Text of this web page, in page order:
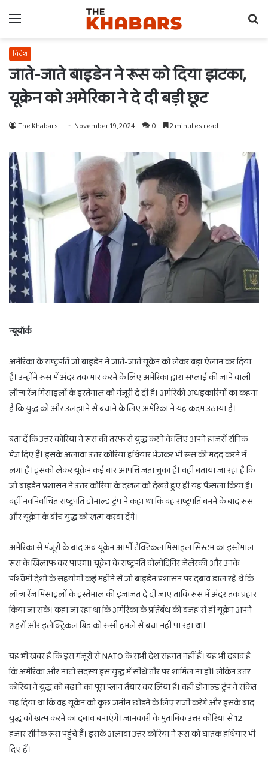
Menu
विदेश
जाते-जाते बाइडेन ने रूस को दिया झटका,
यूक्रेन को अमेरिका ने दे दी बड़ी छूट
The Khabars November 19, 2024 0 2 minutes read
न्यूयॉर्क
अमेरिका के राष्ट्रपति जो बाइडेन ने जाते-जाते यूक्रेन को लेकर बड़ा ऐलान कर दिया
है। उन्होंने रूस में अंदर तक मार करने के लिए अमेरिका द्वारा सप्लाई की जाने वाली
लॉन्ग रेंज मिसाइलों के इस्तेमाल को मंजूरी दे दी है। अमेरिकी अधइकारियों का कहना
है कि युद्ध को और उलझाने से बचाने के लिए अमेरिका ने यह कदम उठाया है।
बता दें कि उत्तर कोरिया ने रूस की तरफ से युद्ध करने के लिए अपने हाजरों सैनिक
भेज दिए हैं। इसके अलावा उत्तर कोरिया हथियार भेजकर भी रूस की मदद करने में
लगा है। इसको लेकर यूक्रेन कई बार आपत्ति जता चुका है। वहीं बताया जा रहा है कि
जो बाइडेन प्रशासन ने उत्तर कोरिया के दखल को देखते हुए ही यह फैसला किया है।
वहीं नवनिर्वाचित राष्ट्रपति डोनाल्ड ट्रंप ने कहा था कि वह राष्ट्रपति बनने के बाद रूस
और यूक्रेन के बीच युद्ध को खत्म करवा देंगे।
अमेरिका से मंजूरी के बाद अब यूक्रेन आर्मी टैक्टिकल मिसाइल सिस्टम का इस्तेमाल
रूस के खिलाफ कर पाएगा। यूक्रेन के राष्ट्रपति वोलोदिमिर जेलेंस्की और उनके
पश्चिमी देशों के सहयोगी कई महीने से जो बाइडेन प्रशासन पर दबाव डाल रहे थे कि
लॉन्ग रेंज मिसाइलों के इस्तेमाल की इजाजत दे दी जाए ताकि रूस में अंदर तक प्रहार
किया जा सके। कहा जा रहा था कि अमेरिका के प्रतिबंध की वजह से ही यूक्रेन अपने
शहरों और इलेक्ट्रिकल ग्रिड को रूसी हमले से बचा नहीं पा रहा था।
यह भी खबर है कि इस मंजूरी से NATO के सभी देश सहमत नहीं हैं। यह भी दबाव है
कि अमेरिका और नाटो सदस्य इस युद्ध में सीधे तौर पर शामिल ना हों। लेकिन उत्तर
कोरिया ने युद्ध को बढ़ाने का पूरा प्लान तैयार कर लिया है। वहीं डोनाल्ड ट्रंप ने संकेत
यह दिया था कि वह यूक्रेन को कुछ जमीन छोड़ने के लिए राजी करेंगे और इसके बाद
युद्ध को खत्म करने का दबाव बनाएंगे। जानकारी के मुताबिक उत्तर कोरिया से 12
हजार सैनिक रूस पहुंचे हैं। इसके अलावा उत्तर कोरिया ने रूस को घातक हथियार भी
दिए हैं।